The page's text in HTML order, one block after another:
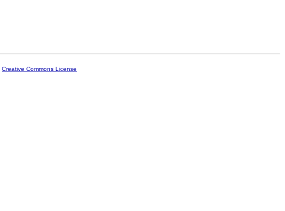
Creative Commons License